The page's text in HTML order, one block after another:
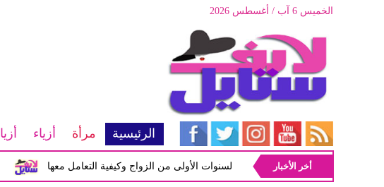
الخميس 6 آب / أغسطس 2026
الرئيسية مرأة أزياء
دراسة أبرز المشاكل شيوعاً في السنوات الأولى من الزواج وكيفية التعامل معها
أخر الأخبار